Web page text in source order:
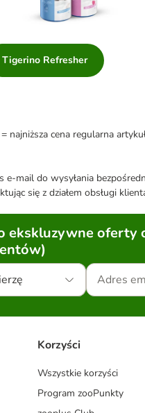
Tigerino Refresher
najniższa cena regularna
mail do wysyłania
się z działem obsługi
ekskluzywne oferty
Korzyści
Wszystkie korzyści
Program zooPunkty